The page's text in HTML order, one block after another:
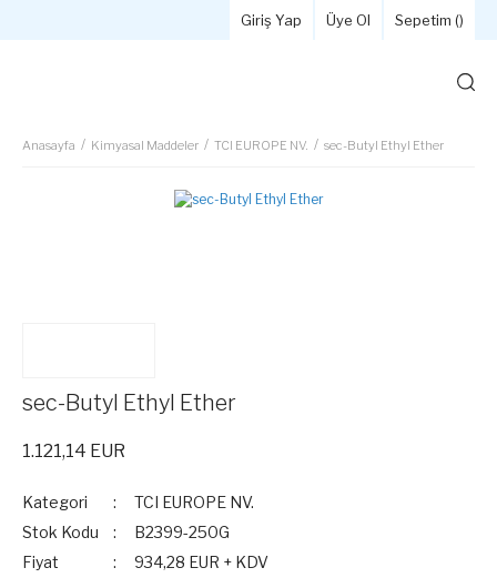
Giriş Yap Üye Ol Sepetim ()
Anasayfa Kimyasal Maddeler TCI EUROPE NV. sec-Butyl Ethyl Ether
sec-Butyl Ethyl Ether
1.121,14 EUR
Kategori
TCI EUROPE NV.
Stok Kodu
B2399-250G
Fiyat
934,28 EUR + KDV